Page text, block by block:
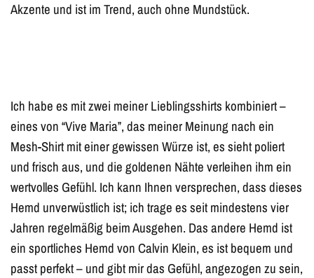
Akzente und ist im Trend, auch ohne Mundstück.
Ich habe es mit zwei meiner Lieblingsshirts kombiniert –
eines von “Vive Maria”, das meiner Meinung nach ein
Mesh-Shirt mit einer gewissen Würze ist, es sieht poliert
und frisch aus, und die goldenen Nähte verleihen ihm ein
wertvolles Gefühl. Ich kann Ihnen versprechen, dass dieses
Hemd unverwüstlich ist; ich trage es seit mindestens vier
Jahren regelmäßig beim Ausgehen. Das andere Hemd ist
ein sportliches Hemd von Calvin Klein, es ist bequem und
passt perfekt – und gibt mir das Gefühl, angezogen zu sein,